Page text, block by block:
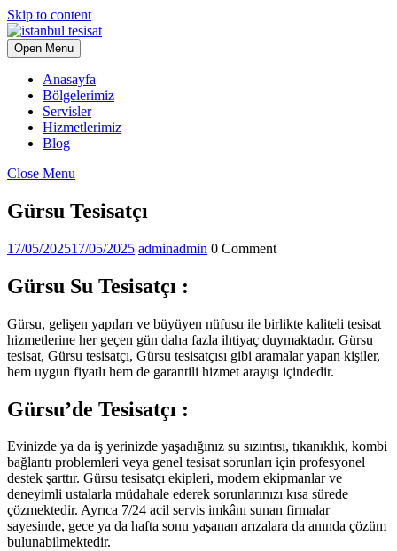
Skip to content
Open Menu
Anasayfa
Bölgelerimiz
Servisler
Hizmetlerimiz
Blog
Close Menu
Gürsu Tesisatçı
17/05/202517/05/2025 adminadmin 0 Comment
Gürsu Su Tesisatçı :
Gürsu, gelişen yapıları ve büyüyen nüfusu ile birlikte kaliteli tesisat
hizmetlerine her geçen gün daha fazla ihtiyaç duymaktadır. Gürsu
tesisat, Gürsu tesisatçı, Gürsu tesisatçısı gibi aramalar yapan kişiler,
hem uygun fiyatlı hem de garantili hizmet arayışı içindedir.
Gürsu’de Tesisatçı :
Evinizde ya da iş yerinizde yaşadığınız su sızıntısı, tıkanıklık, kombi
bağlantı problemleri veya genel tesisat sorunları için profesyonel
destek şarttır. Gürsu tesisatçı ekipleri, modern ekipmanlar ve
deneyimli ustalarla müdahale ederek sorunlarınızı kısa sürede
çözmektedir. Ayrıca 7/24 acil servis imkânı sunan firmalar
sayesinde, gece ya da hafta sonu yaşanan arızalara da anında çözüm
bulunabilmektedir.